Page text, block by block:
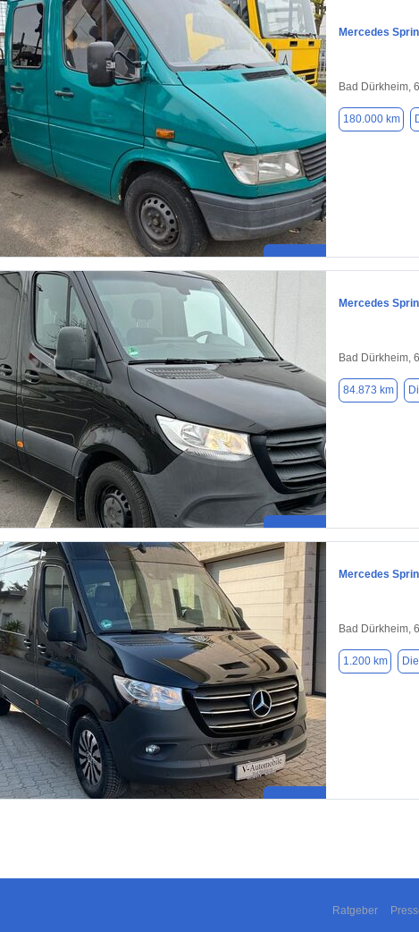
Mercedes
Bad Dürkheim,
180.000 km
Mercedes
Bad Dürkheim,
84.873 km
Mercedes
Bad Dürkheim,
1.200 km
Ratgeber